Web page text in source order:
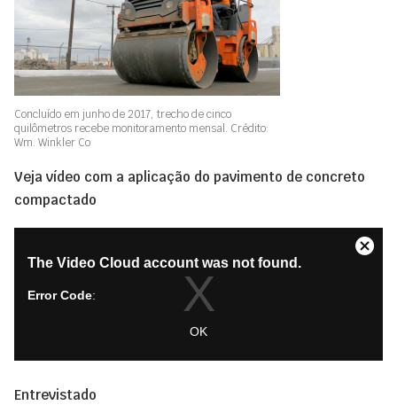
Concluído em junho de 2017, trecho de cinco
quilômetros recebe monitoramento mensal. Crédito:
Wm. Winkler Co
Veja vídeo com a aplicação do pavimento de concreto
compactado
Entrevistado